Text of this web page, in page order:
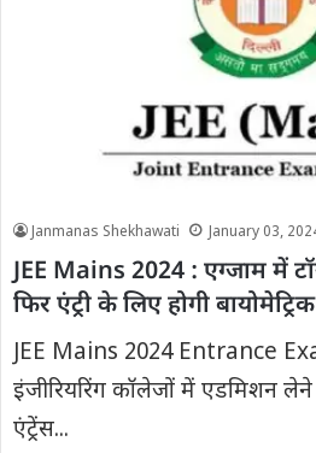
Janmanas Shekhawati January 03,
JEE Mains 2024 : एग्‍जाम में
फ‍िर एंट्री के ल‍िए होगी
JEE Mains 2024 Entrance
इंजीरियरिंग कॉलेजों में एडमिशन
एंट्रेंस...